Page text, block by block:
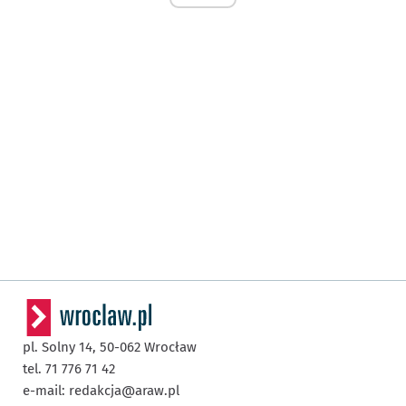
pl. Solny 14, 50-062 Wrocław
tel. 71 776 71 42
e-mail: redakcja@araw.pl